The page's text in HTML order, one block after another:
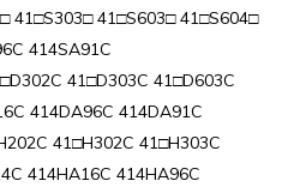
41□S303□ 41□S603□ 41□S604□
414SA91C
41□D303C 41□D603C
414DA96C 414DA91C
41□H302C 41□H303C
414HA16C 414HA96C